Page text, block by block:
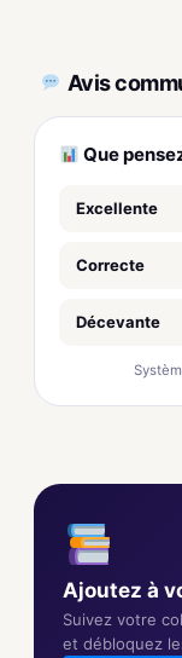
Avis
Que
Excellente
Correcte
Décevante
Ajoutez à
Suivez votre
et débloquez